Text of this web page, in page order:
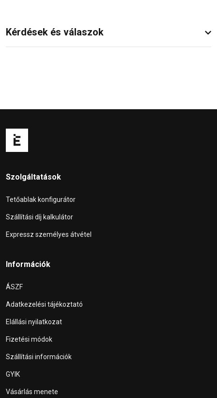
Kérdések és válaszok
Szolgáltatások
Tetőablak konfigurátor
Szállítási díj kalkulátor
Expressz személyes átvétel
Információk
ÁSZF
Adatkezelési tájékoztató
Elállási nyilatkozat
Fizetési módok
Szállítási információk
GYIK
Vásárlás menete